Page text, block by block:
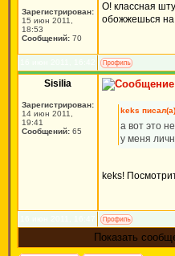
Зарегистрирован:
15 июн 2011,
18:53
Сообщений: 70
О! классная
обожжешься на
Sisilia
Зарегистрирован:
14 июн 2011,
19:41
Сообщений: 65
keks
а вот это
у меня
keks!
Показать